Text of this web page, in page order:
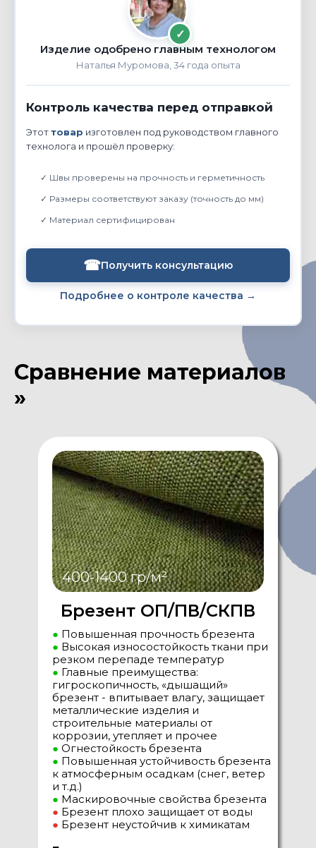
✓
Изделие одобрено главным технологом
Наталья Муромова, 34 года опыта
Контроль качества перед отправкой
Этоттовар изготовлен под руководством главного
технолога и прошёл проверку:
✓ Швы проверены на прочность и герметичность
✓ Размеры соответствуют заказу (точность до мм)
✓ Материал сертифицирован
☎Получить консультацию
Подробнее о контроле качества →
Сравнение материалов
»
Брезент ОП/ПВ/СКПВ
● Повышенная прочность брезента
● Высокая износостойкость ткани при
резком перепаде температур
● Главные преимущества:
гигроскопичность, «дышащий»
брезент - впитывает влагу, защищает
металлические изделия и
строительные материалы от
коррозии, утепляет и прочее
● Огнестойкость брезента
● Повышенная устойчивость брезента
к атмосферным осадкам (снег, ветер
и т.д.)
● Маскировочные свойства брезента
● Брезент плохо защищает от воды
● Брезент неустойчив к химикатам
400-1400 гр/м²